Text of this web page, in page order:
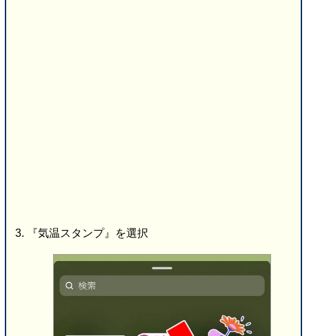
『気温スタンプ』を選択